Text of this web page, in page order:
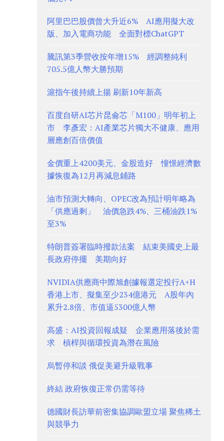
阿里巴巴股價曾大升近6% AI應用擬大改
版、加入電商功能 全面對標ChatGPT
騰訊第3季營收按年增15% 經調整純利
705.5億人幣大勝預期
滬指午後持續上揚 刷新10年新高
百度自研AI芯片昆侖芯「M100」明年初上
市 李彥宏：AI產業芯片獨大不健康、應用
層應創百倍價值
金價重上4200美元、金股造好 憧憬經濟數
據恢復為12月再減息鋪路
油市預測大轉向、OPEC改為預計明年略為
「供應過剩」 油價急跌4%、三桶油跌1%
至3%
特朗普簽署臨時撥款法案 結束美國史上最
長政府停擺 美期向好
NVIDIA供應商中際旭創據報選定投行A+H
香港上市、擬集至少234億港元 A股年內
累升2.8倍、市值逼5300億人幣
高盛：AI投資回報成疑 企業應用落後於需
求 槓桿與循環投資為潛在風險
烏暫停和談 俄促美避升級戰事
終結 政府恢復正常仍需等待
德國財長訪華前密集協調歐盟立場 聚焦稀土
與競爭力